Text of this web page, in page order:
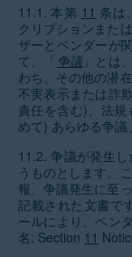
11.1. 本第 11 条は
クリプションまた
ザーとベンダーが
て、「 争議」とは
わち、その他の潜
不実表示または詐
責任を含む)、法
めて) あらゆる争議
11.2. 争議が発生
うものとします。
報、争議発生に至
記載された文書で
ールにより、ベン
名: Section 11